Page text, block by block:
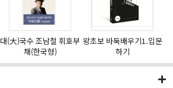
대(大)국수 조남철 휘호부
채(한국형)
왕초보 바둑배우기1.입문
하기